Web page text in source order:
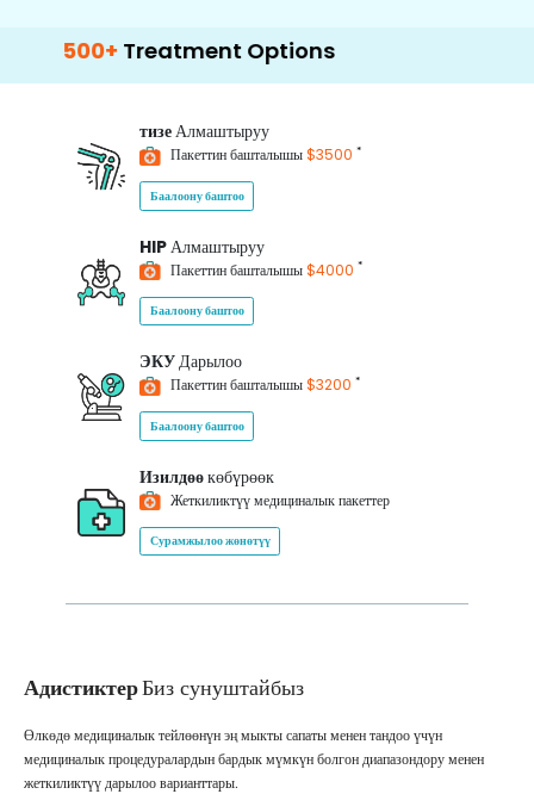
Treatment Options
тизеАлмаштыруу
Пакеттин башталышы$3500 *
Баалоону баштоо
HIPАлмаштыруу
Пакеттин башталышы$4000 *
Баалоону баштоо
ЭКУДарылоо
Пакеттин башталышы$3200 *
Баалоону баштоо
Изилдөөкөбүрөөк
Жеткиликтүү медициналык пакеттер
Сурамжылоо жөнөтүү
АдистиктерБиз сунуштайбыз
Өлкөдө медициналык тейлөөнүн эң мыкты сапаты менен тандоо үчүн
медициналык процедуралардын бардык мүмкүн болгон диапазондору менен
жеткиликтүү дарылоо варианттары.